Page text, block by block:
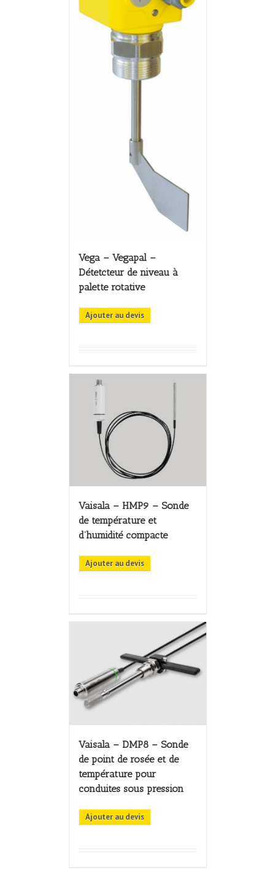
Vega – Vegapal –
Détetcteur de niveau à
palette rotative
Ajouter au devis
Vaisala – HMP9 – Sonde
de température et
d’humidité compacte
Ajouter au devis
Vaisala – DMP8 – Sonde
de point de rosée et de
température pour
conduites sous pression
Ajouter au devis